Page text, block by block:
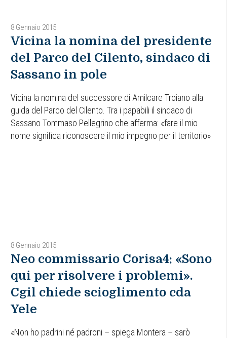
8 Gennaio 2015
Vicina la nomina del presidente
del Parco del Cilento, sindaco di
Sassano in pole
Vicina la nomina del successore di Amilcare Troiano alla
guida del Parco del Cilento. Tra i papabili il sindaco di
Sassano Tommaso Pellegrino che afferma: «fare il mio
nome significa riconoscere il mio impegno per il territorio»
8 Gennaio 2015
Neo commissario Corisa4: «Sono
qui per risolvere i problemi».
Cgil chiede scioglimento cda
Yele
«Non ho padrini né padroni – spiega Montera – sarò